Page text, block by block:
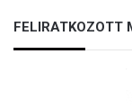
FELIRATKOZOTT